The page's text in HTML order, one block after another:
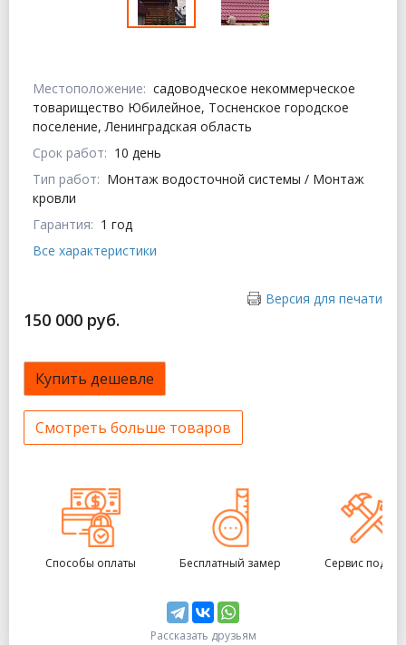
Местоположение: садоводческое некоммерческое
товарищество Юбилейное, Тосненское городское
поселение, Ленинградская область
Срок работ: 10 день
Тип работ: Монтаж водосточной системы / Монтаж
кровли
Гарантия: 1 год
Все характеристики
Версия для печати
150 000 руб.
Купить дешевле
Смотреть больше товаров
Способы оплаты Бесплатный замер Сервис под
Рассказать друзьям